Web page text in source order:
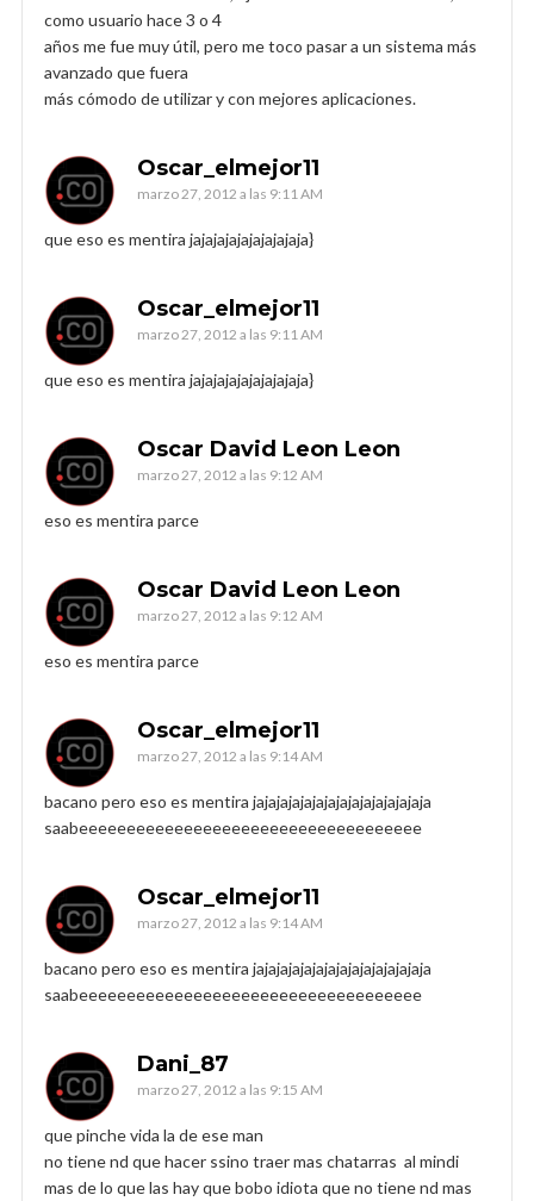
como usuario hace 3 o 4
años me fue muy útil, pero me toco pasar a un sistema más
avanzado que fuera
más cómodo de utilizar y con mejores aplicaciones.
Oscar_elmejor11
marzo 27, 2012 a las 9:11 AM
que eso es mentira jajajajajajajajajaja}
Oscar_elmejor11
marzo 27, 2012 a las 9:11 AM
que eso es mentira jajajajajajajajajaja}
Oscar David Leon Leon
marzo 27, 2012 a las 9:12 AM
eso es mentira parce
Oscar David Leon Leon
marzo 27, 2012 a las 9:12 AM
eso es mentira parce
Oscar_elmejor11
marzo 27, 2012 a las 9:14 AM
bacano pero eso es mentira jajajajajajajajajajajajajajaja
saabeeeeeeeeeeeeeeeeeeeeeeeeeeeeeeeeeeee
Oscar_elmejor11
marzo 27, 2012 a las 9:14 AM
bacano pero eso es mentira jajajajajajajajajajajajajajaja
saabeeeeeeeeeeeeeeeeeeeeeeeeeeeeeeeeeeee
Dani_87
marzo 27, 2012 a las 9:15 AM
que pinche vida la de ese man
no tiene nd que hacer ssino traer mas chatarras al mindi
mas de lo que las hay que bobo idiota que no tiene nd mas